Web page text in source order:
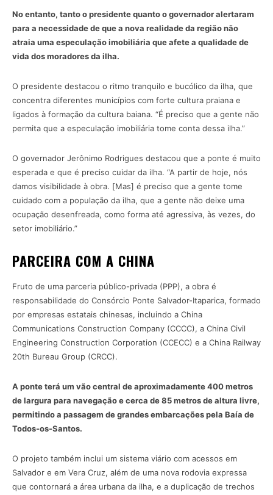
No entanto, tanto o presidente quanto o governador alertaram
para a necessidade de que a nova realidade da região não
atraia uma especulação imobiliária que afete a qualidade de
vida dos moradores da ilha.
O presidente destacou o ritmo tranquilo e bucólico da ilha, que
concentra diferentes municípios com forte cultura praiana e
ligados à formação da cultura baiana. “É preciso que a gente não
permita que a especulação imobiliária tome conta dessa ilha.”
O governador Jerônimo Rodrigues destacou que a ponte é muito
esperada e que é preciso cuidar da ilha. “A partir de hoje, nós
damos visibilidade à obra. [Mas] é preciso que a gente tome
cuidado com a população da ilha, que a gente não deixe uma
ocupação desenfreada, como forma até agressiva, às vezes, do
setor imobiliário.”
PARCEIRA COM A CHINA
Fruto de uma parceria público-privada (PPP), a obra é
responsabilidade do Consórcio Ponte Salvador-Itaparica, formado
por empresas estatais chinesas, incluindo a China
Communications Construction Company (CCCC), a China Civil
Engineering Construction Corporation (CCECC) e a China Railway
20th Bureau Group (CRCC).
A ponte terá um vão central de aproximadamente 400 metros
de largura para navegação e cerca de 85 metros de altura livre,
permitindo a passagem de grandes embarcações pela Baía de
Todos-os-Santos.
O projeto também inclui um sistema viário com acessos em
Salvador e em Vera Cruz, além de uma nova rodovia expressa
que contornará a área urbana da ilha, e a duplicação de trechos